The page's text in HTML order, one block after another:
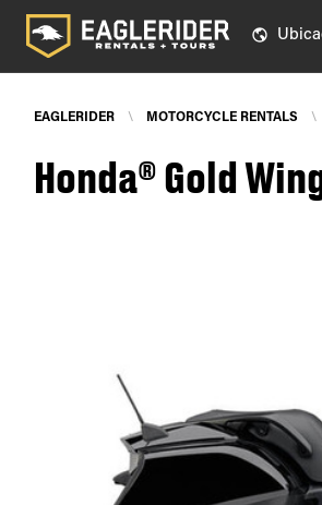
EAGLERIDER \ MOTORCYCLE RENTALS \
Honda® Gold